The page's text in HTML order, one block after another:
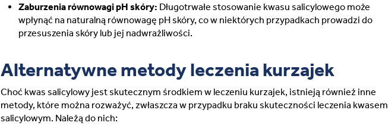
Zaburzenia równowagi pH skóry: Długotrwałe stosowanie kwasu salicylowego może
wpłynąć na naturalną równowagę pH skóry, co w niektórych przypadkach prowadzi do
przesuszenia skóry lub jej nadwrażliwości.
Alternatywne metody leczenia kurzajek
Choć kwas salicylowy jest skutecznym środkiem w leczeniu kurzajek, istnieją również inne
metody, które można rozważyć, zwłaszcza w przypadku braku skuteczności leczenia kwasem
salicylowym. Należą do nich: